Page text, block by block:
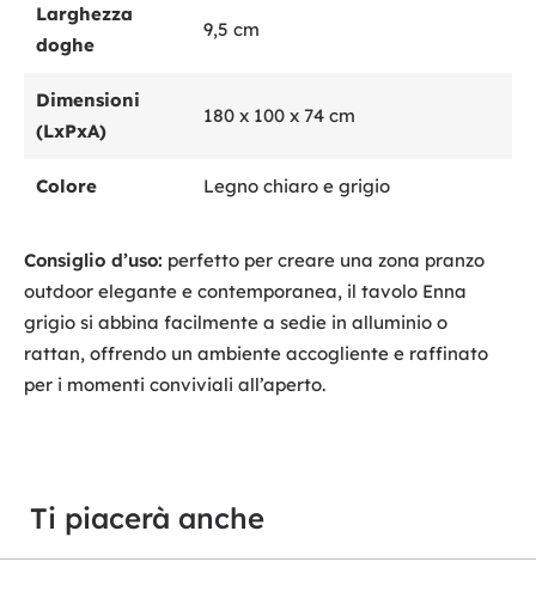
Larghezza
doghe
9,5 cm
Dimensioni
(LxPxA)
180 x 100 x 74 cm
Colore Legno chiaro e grigio
Consiglio d’uso: perfetto per creare una zona pranzo
outdoor elegante e contemporanea, il tavolo Enna
grigio si abbina facilmente a sedie in alluminio o
rattan, offrendo un ambiente accogliente e raffinato
per i momenti conviviali all’aperto.
Ti piacerà anche